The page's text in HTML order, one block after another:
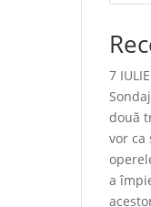
7
două
vor ca
a